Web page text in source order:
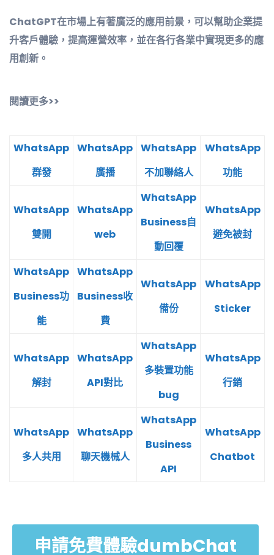
ChatGPT在市場上有著廣泛的應用前景，可以幫助企業提
升客戶體驗，提高運營效率，並在各行各業中實現更多的應
用創新。
閱讀更多>>
WhatsApp
群發
WhatsApp
廣播
WhatsApp
不加聯絡人
WhatsApp
功能
WhatsApp
雙開
WhatsApp
web
WhatsApp
Business自
動回覆
WhatsApp
避免被封
WhatsApp
Business功
能
WhatsApp
Business收
費
WhatsApp
備份
WhatsApp
Sticker
WhatsApp
解封
WhatsApp
API對比
WhatsApp
多裝置功能
bug
WhatsApp
行銷
WhatsApp
多人共用
WhatsApp
聊天機械人
WhatsApp
Business
API
WhatsApp
Chatbot
申請免費體驗dumbChat